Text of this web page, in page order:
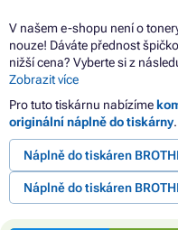
V našem e-shopu není o
nouze! Dáváte přednost
nižší cena? Vyberte si z
Zobrazit více
Pro tuto tiskárnu nabízíme
originální náplně do tiskárny.
Náplně do tiskáren
Náplně do tiskáren